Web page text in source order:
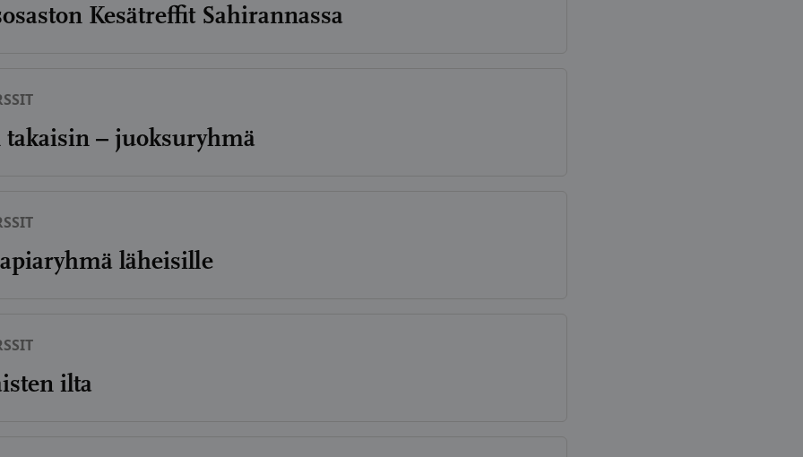
Kesätreffit Sahirannassa
– juoksuryhmä
läheisille
ilta